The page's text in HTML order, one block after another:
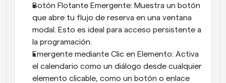
Botón Flotante Emergente: Muestra un botón
que abre tu flujo de reserva en una ventana
modal. Esto es ideal para acceso persistente a
la programación.
Emergente mediante Clic en Elemento: Activa
el calendario como un diálogo desde cualquier
elemento clicable, como un botón o enlace